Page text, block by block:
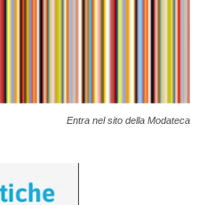
Entra nel sito della Modateca